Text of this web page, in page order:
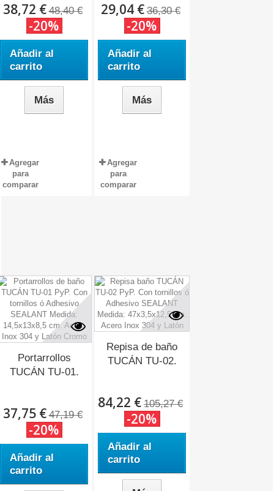
38,72 € 48,40 €
-20%
Añadir al
carrito
Más
Agregar
para
comparar
29,04 € 36,30 €
-20%
Añadir al
carrito
Más
Agregar
para
comparar
Portarrollos
TUCÁN TU-01.
37,75 € 47,19 €
-20%
Añadir al
carrito
Repisa de baño
TUCÁN TU-02.
84,22 € 105,27 €
-20%
Añadir al
carrito